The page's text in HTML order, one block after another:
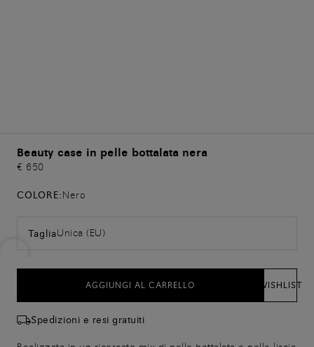
Beauty case in pelle bottalata nera
€ 650
COLORE:Nero
TagliaUnica (EU)
AGGIUNGI AL CARRELLO WISHLIST
Spedizioni e resi gratuiti